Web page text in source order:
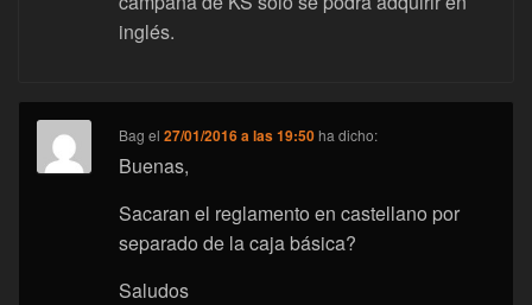
inglés.
Bag el27/01/2016 a las 19:50 ha dicho:
Buenas,
Sacaran el reglamento en castellano por
separado de la caja básica?
Saludos